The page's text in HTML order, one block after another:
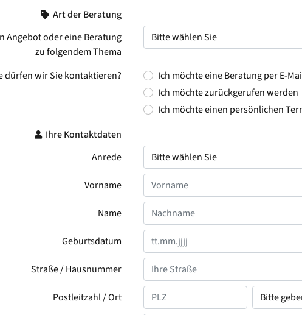
Art der Beratung
Angebot oder eine Beratung
zu folgendem Thema
dürfen wir Sie kontaktieren?
Ich möchte eine Beratung per E-
Ich möchte zurückgerufen werden
Ich möchte einen persönlichen
Ihre Kontaktdaten
Anrede
Vorname
Name
Geburtsdatum
Straße / Hausnummer
Postleitzahl / Ort